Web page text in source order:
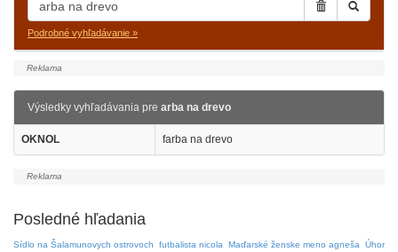
Podrobné vyhľadávanie »
Výsledky vyhľadávania pre arba na drevo
OKNOL farba na drevo
Posledné hľadania
Sídlo na Šalamunovych ostrovoch futbalista nicola Maďarské ženske meno agneša Úhor